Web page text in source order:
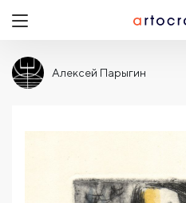
Алексей Парыгин